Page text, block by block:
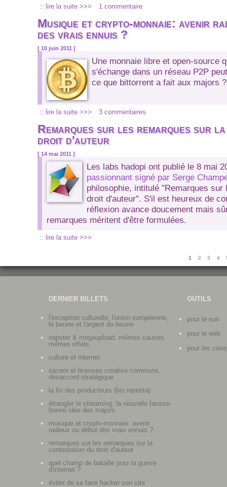
:: lire la suite >>> 1 commentaire
Musique et crypto-monnaie: avenir
des vrais ennuis ?
[ 10 juin 2011 ]
Une monnaie libre et open-source
s'échange dans un réseau P2P
ce que bittorrent a fait aux majors ?
:: lire la suite >>> 3 commentaires
Remarques sur les remarques sur
droit d'auteur
[ 14 mai 2011 ]
Les labs hadopi ont publié le 8 mai
passionnant signé par Serge
philosophie, intitulé "Remarques sur
droit d'auteur". S'il est heureux de
réflexion avance doucement mais
remarques méritent d'être formulées.
:: lire la suite >>>
1 2 3 4
DERNIER BILLETS
l'exception culturelle, l'union européenne,
le beurre et l'argent du beurre
napster & megaupload, mêmes causes,
mêmes effets
culture et internet
sacem et licences creative commons,
désaccord stratégique
la fin des producteurs (bis repetita)
étrangler le streaming, la nouvelle fausse-
bonne idée des majors
musique et crypto-monnaie: avenir
radieux ou début des vrais ennuis ?
remarques sur les remarques sur la
contestation du droit d'auteur
quel champ de bataille pour la guerre
d'internet ?
éviter de se faire hacker son site
OUTILS
pour le son
pour le web
pour les